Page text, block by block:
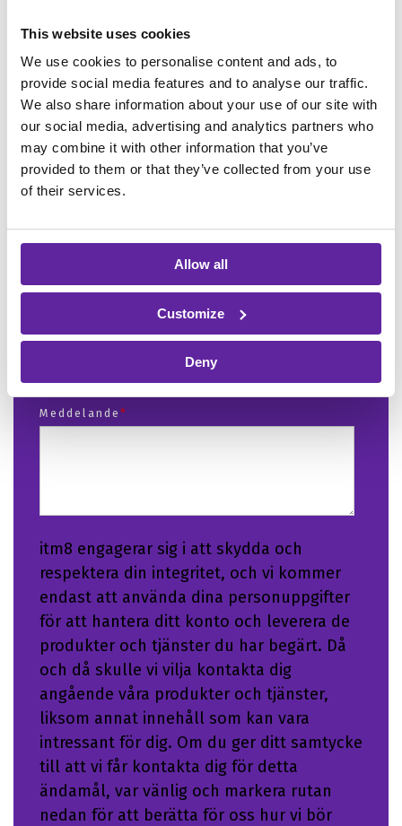
This website uses cookies
We use cookies to personalise content and ads, to
provide social media features and to analyse our traffic.
We also share information about your use of our site with
our social media, advertising and analytics partners who
may combine it with other information that you’ve
provided to them or that they’ve collected from your use
of their services.
Allow all
Customize
Deny
Förnamn*
Efternamn*
E-post*
Telefon
Meddelande *
itm8 engagerar sig i att skydda och
respektera din integritet, och vi kommer
endast att använda dina personuppgifter
för att hantera ditt konto och leverera de
produkter och tjänster du har begärt. Då
och då skulle vi vilja kontakta dig
angående våra produkter och tjänster,
liksom annat innehåll som kan vara
intressant för dig. Om du ger ditt samtycke
till att vi får kontakta dig för detta
ändamål, var vänlig och markera rutan
nedan för att berätta för oss hur vi bör